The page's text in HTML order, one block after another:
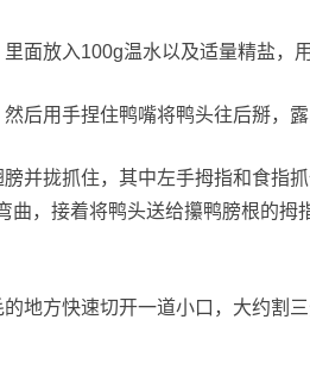
放入100g温水以及适量精盐，用
用手捏住鸭嘴将鸭头往后掰，露
拢抓住，其中左手拇指和食指抓
曲，接着将鸭头送给攥鸭膀根的
方快速切开一道小口，大约割三